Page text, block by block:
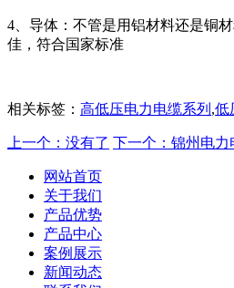
4、导体：不管是用铝材料还是铜
佳，符合国家标准
相关标签： 高低压电力电缆系列 ,低
上一个：没有了 下一个：锦州电力
网站首页
关于我们
产品优势
产品中心
案例展示
新闻动态